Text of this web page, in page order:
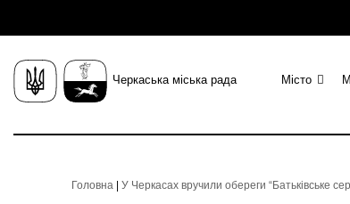
Черкаська міська рада Місто
Головна У Черкасах вручили обереги “Батьківське